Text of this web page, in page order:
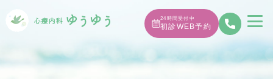
24時間受付中
初診WEB予約